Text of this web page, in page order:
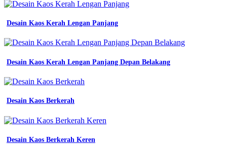
Desain Kaos Kerah Lengan Panjang
Desain Kaos Kerah Lengan Panjang Depan Belakang
Desain Kaos Berkerah
Desain Kaos Berkerah Keren